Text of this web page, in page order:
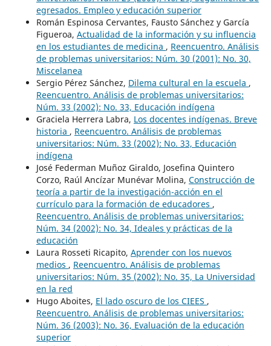
egresados. Empleo y educación superior
Román Espinosa Cervantes, Fausto Sánchez y García
Figueroa, Actualidad de la información y su influencia
en los estudiantes de medicina , Reencuentro. Análisis
de problemas universitarios: Núm. 30 (2001): No. 30,
Miscelanea
Sergio Pérez Sánchez, Dilema cultural en la escuela ,
Reencuentro. Análisis de problemas universitarios:
Núm. 33 (2002): No. 33, Educación indígena
Graciela Herrera Labra, Los docentes indígenas. Breve
historia , Reencuentro. Análisis de problemas
universitarios: Núm. 33 (2002): No. 33, Educación
indígena
José Federman Muñoz Giraldo, Josefina Quintero
Corzo, Raúl Ancízar Munévar Molina, Construcción de
teoría a partir de la investigación-acción en el
currículo para la formación de educadores ,
Reencuentro. Análisis de problemas universitarios:
Núm. 34 (2002): No. 34, Ideales y prácticas de la
educación
Laura Rosseti Ricapito, Aprender con los nuevos
medios , Reencuentro. Análisis de problemas
universitarios: Núm. 35 (2002): No. 35, La Universidad
en la red
Hugo Aboites, El lado oscuro de los CIEES ,
Reencuentro. Análisis de problemas universitarios:
Núm. 36 (2003): No. 36, Evaluación de la educación
superior